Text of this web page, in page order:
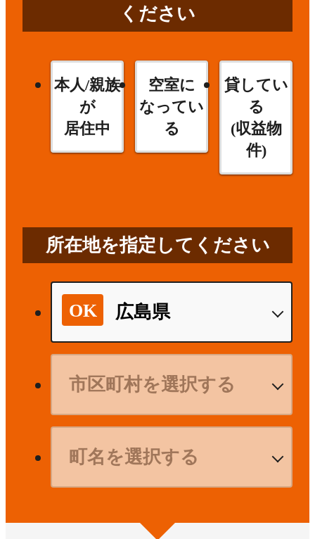
ください
本人/親族
が
居住中
空室に
なってい
る
貸してい
る
(収益物
件)
所在地を指定してください